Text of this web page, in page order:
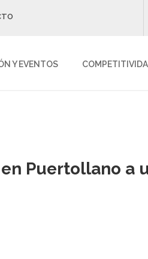
Y EVENTOS
Puertollano a